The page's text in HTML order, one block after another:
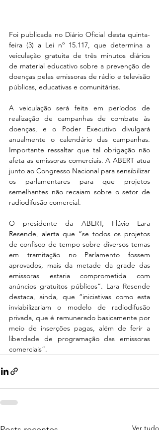
Foi publicada no Diário Oficial desta quinta-
feira (3) a Lei nº 15.117, que determina a
veiculação gratuita de três minutos diários
de material educativo sobre a prevenção de
doenças pelas emissoras de rádio e televisão
públicas, educativas e comunitárias.
A veiculação será feita em períodos de
realização de campanhas de combate às
doenças, e o Poder Executivo divulgará
anualmente o calendário das campanhas.
Importante ressaltar que tal obrigação não
afeta as emissoras comerciais. A ABERT atua
junto ao Congresso Nacional para sensibilizar
os parlamentares para que projetos
semelhantes não recaiam sobre o setor de
radiodifusão comercial.
O presidente da ABERT, Flávio Lara
Resende, alerta que “se todos os projetos
de confisco de tempo sobre diversos temas
em tramitação no Parlamento fossem
aprovados, mais da metade da grade das
emissoras estaria comprometida com
anúncios gratuitos públicos”. Lara Resende
destaca, ainda, que “iniciativas como esta
inviabilizariam o modelo de radiodifusão
privada, que é remunerado basicamente por
meio de inserções pagas, além de ferir a
liberdade de programação das emissoras
comerciais”.
Ver tudo